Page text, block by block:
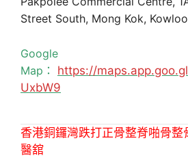
Street South, Mong Kok,
Google
Map： https://
UxbW9
香港銅鑼灣跌打正骨整脊啪骨整
醫舘